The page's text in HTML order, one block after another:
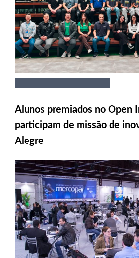
Alunos premiados no Open
participam de missão de
Alegre